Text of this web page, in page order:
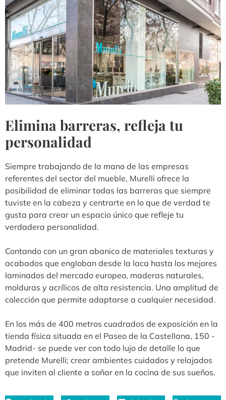
Elimina barreras, refleja tu
personalidad
Siempre trabajando de la mano de las empresas
referentes del sector del mueble, Murelli ofrece la
posibilidad de eliminar todas las barreras que siempre
tuviste en la cabeza y centrarte en lo que de verdad te
gusta para crear un espacio único que refleje tu
verdadera personalidad.
Contando con un gran abanico de materiales texturas y
acabados que engloban desde la laca hasta los mejores
laminados del mercado europeo, maderas naturales,
molduras y acrílicos de alta resistencia. Una amplitud de
colección que permite adaptarse a cualquier necesidad.
En los más de 400 metros cuadrados de exposición en la
tienda física situada en el Paseo de la Castellana, 150 -
Madrid- se puede ver con todo lujo de detalle lo que
pretende Murelli; crear ambientes cuidados y relajados
que inviten al cliente a soñar en la cocina de sus sueños.